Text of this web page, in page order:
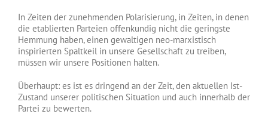
In Zeiten der zunehmenden Polarisierung, in Zeiten, in denen
die etablierten Parteien offenkundig nicht die geringste
Hemmung haben, einen gewaltigen neo-marxistisch
inspirierten Spaltkeil in unsere Gesellschaft zu treiben,
müssen wir unsere Positionen halten.
Überhaupt: es ist es dringend an der Zeit, den aktuellen Ist-
Zustand unserer politischen Situation und auch innerhalb der
Partei zu bewerten.